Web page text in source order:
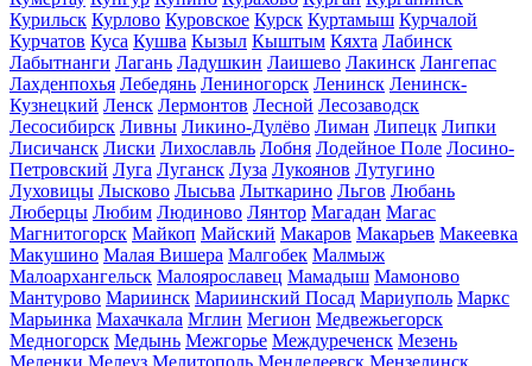
Курильск Курлово Куровское Курск Куртамыш Курчалой
Курчатов Куса Кушва Кызыл Кыштым Кяхта Лабинск
Лабытнанги Лагань Ладушкин Лаишево Лакинск Лангепас
Лахденпохья Лебедянь Лениногорск Ленинск Ленинск-
Кузнецкий Ленск Лермонтов Лесной Лесозаводск
Лесосибирск Ливны Ликино-Дулёво Лиман Липецк Липки
Лисичанск Лиски Лихославль Лобня Лодейное Поле Лосино-
Петровский Луга Луганск Луза Лукоянов Лутугино
Луховицы Лысково Лысьва Лыткарино Льгов Любань
Люберцы Любим Людиново Лянтор Магадан Магас
Магнитогорск Майкоп Майский Макаров Макарьев Макеевка
Макушино Малая Вишера Малгобек Малмыж
Малоархангельск Малоярославец Мамадыш Мамоново
Мантурово Мариинск Мариинский Посад Мариуполь Маркс
Марьинка Махачкала Мглин Мегион Медвежьегорск
Медногорск Медынь Межгорье Междуреченск Мезень
Меленки Мелеуз Мелитополь Менделеевск Мензелинск